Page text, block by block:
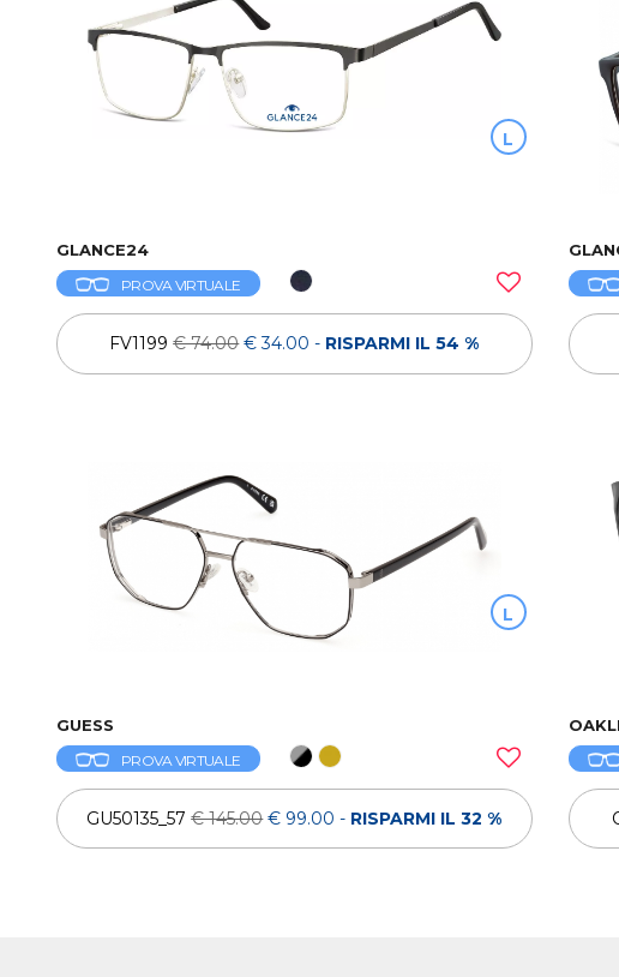
L
GLANCE24
PROVA VIRTUALE
FV1199€ 74.00 € 34.00 - RISPARMI IL 54 %
L
GUESS
PROVA VIRTUALE
GU50135_57€ 145.00 € 99.00 - RISPARMI IL 32 %